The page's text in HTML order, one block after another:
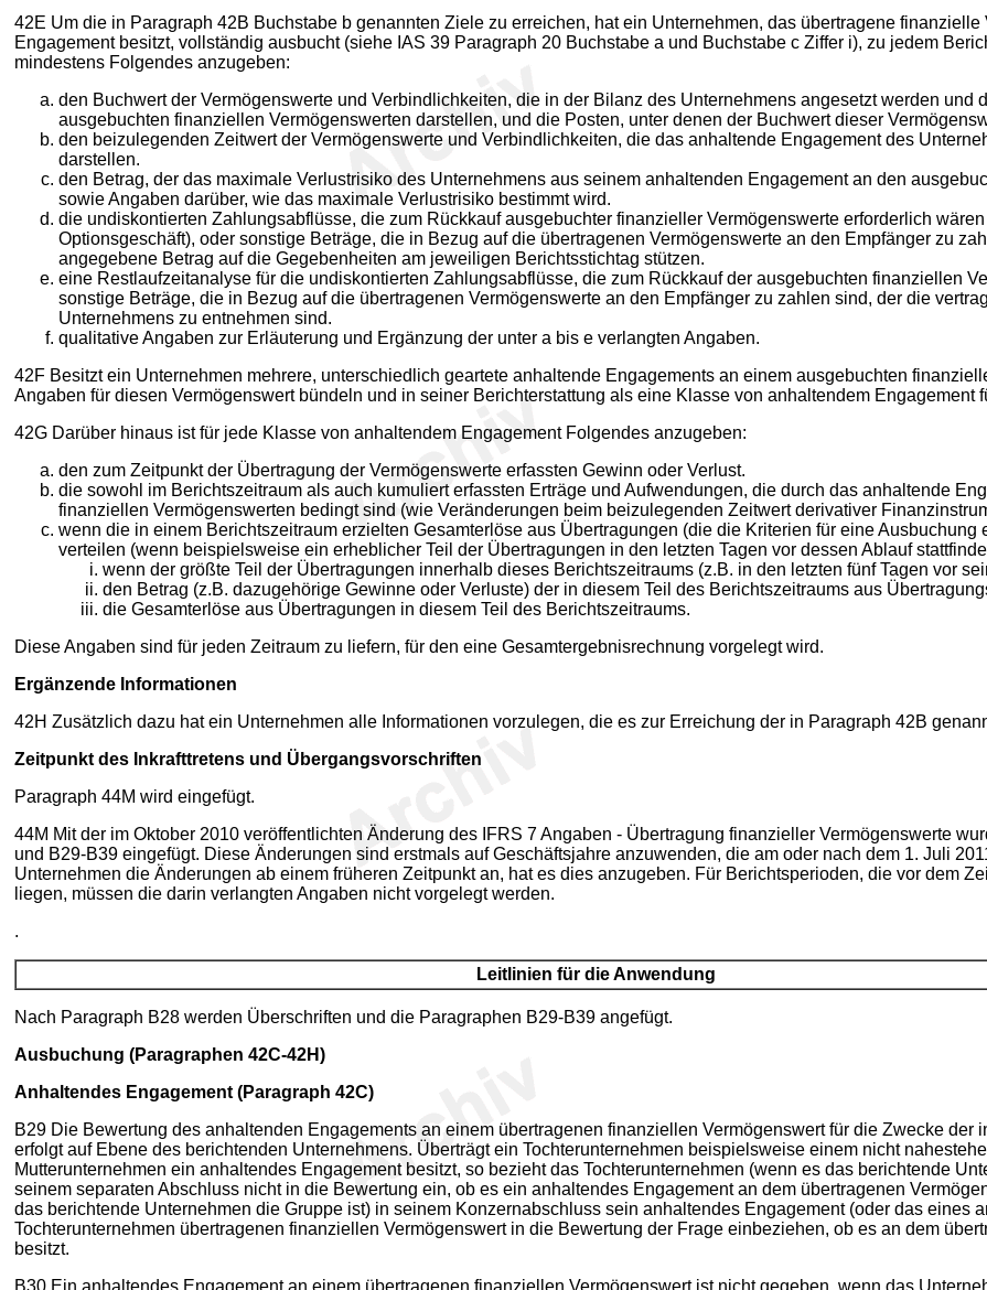
42E Um die in Paragraph 42B Buchstabe b genannten Ziele zu erreichen, hat ein Unternehmen, das übertragene
Engagement besitzt, vollständig ausbucht (siehe IAS 39 Paragraph 20 Buchstabe a und Buchstabe c Ziffer i), zu jedem
mindestens Folgendes anzugeben:
den Buchwert der Vermögenswerte und Verbindlichkeiten, die in der Bilanz des Unternehmens angesetzt werden und
ausgebuchten finanziellen Vermögenswerten darstellen, und die Posten, unter denen der Buchwert dieser
den beizulegenden Zeitwert der Vermögenswerte und Verbindlichkeiten, die das anhaltende Engagement des
darstellen.
den Betrag, der das maximale Verlustrisiko des Unternehmens aus seinem anhaltenden Engagement an den
sowie Angaben darüber, wie das maximale Verlustrisiko bestimmt wird.
die undiskontierten Zahlungsabflüsse, die zum Rückkauf ausgebuchter finanzieller Vermögenswerte erforderlich
Optionsgeschäft), oder sonstige Beträge, die in Bezug auf die übertragenen Vermögenswerte an den Empfänger zu
angegebene Betrag auf die Gegebenheiten am jeweiligen Berichtsstichtag stützen.
eine Restlaufzeitanalyse für die undiskontierten Zahlungsabflüsse, die zum Rückkauf der ausgebuchten finanziellen
sonstige Beträge, die in Bezug auf die übertragenen Vermögenswerte an den Empfänger zu zahlen sind, der die
Unternehmens zu entnehmen sind.
qualitative Angaben zur Erläuterung und Ergänzung der unter a bis e verlangten Angaben.
42F Besitzt ein Unternehmen mehrere, unterschiedlich geartete anhaltende Engagements an einem ausgebuchten
Angaben für diesen Vermögenswert bündeln und in seiner Berichterstattung als eine Klasse von anhaltendem Engagement
42G Darüber hinaus ist für jede Klasse von anhaltendem Engagement Folgendes anzugeben:
den zum Zeitpunkt der Übertragung der Vermögenswerte erfassten Gewinn oder Verlust.
die sowohl im Berichtszeitraum als auch kumuliert erfassten Erträge und Aufwendungen, die durch das anhaltende
finanziellen Vermögenswerten bedingt sind (wie Veränderungen beim beizulegenden Zeitwert derivativer
wenn die in einem Berichtszeitraum erzielten Gesamterlöse aus Übertragungen (die die Kriterien für eine
verteilen (wenn beispielsweise ein erheblicher Teil der Übertragungen in den letzten Tagen vor dessen Ablauf
wenn der größte Teil der Übertragungen innerhalb dieses Berichtszeitraums (z.B. in den letzten fünf Tagen vor
den Betrag (z.B. dazugehörige Gewinne oder Verluste) der in diesem Teil des Berichtszeitraums aus
die Gesamterlöse aus Übertragungen in diesem Teil des Berichtszeitraums.
Diese Angaben sind für jeden Zeitraum zu liefern, für den eine Gesamtergebnisrechnung vorgelegt wird.
Ergänzende Informationen
42H Zusätzlich dazu hat ein Unternehmen alle Informationen vorzulegen, die es zur Erreichung der in Paragraph 42B
Zeitpunkt des Inkrafttretens und Übergangsvorschriften
Paragraph 44M wird eingefügt.
44M Mit der im Oktober 2010 veröffentlichten Änderung des IFRS 7 Angaben - Übertragung finanzieller Vermögenswerte
und B29-B39 eingefügt. Diese Änderungen sind erstmals auf Geschäftsjahre anzuwenden, die am oder nach dem 1. Juli
Unternehmen die Änderungen ab einem früheren Zeitpunkt an, hat es dies anzugeben. Für Berichtsperioden, die vor dem
liegen, müssen die darin verlangten Angaben nicht vorgelegt werden.
.
Leitlinien für die Anwendung
Nach Paragraph B28 werden Überschriften und die Paragraphen B29-B39 angefügt.
Ausbuchung (Paragraphen 42C-42H)
Anhaltendes Engagement (Paragraph 42C)
B29 Die Bewertung des anhaltenden Engagements an einem übertragenen finanziellen Vermögenswert für die Zwecke
erfolgt auf Ebene des berichtenden Unternehmens. Überträgt ein Tochterunternehmen beispielsweise einem nicht
Mutterunternehmen ein anhaltendes Engagement besitzt, so bezieht das Tochterunternehmen (wenn es das berichtende
seinem separaten Abschluss nicht in die Bewertung ein, ob es ein anhaltendes Engagement an dem übertragenen
das berichtende Unternehmen die Gruppe ist) in seinem Konzernabschluss sein anhaltendes Engagement (oder das eines
Tochterunternehmen übertragenen finanziellen Vermögenswert in die Bewertung der Frage einbeziehen, ob es an dem
besitzt.
B30 Ein anhaltendes Engagement an einem übertragenen finanziellen Vermögenswert ist nicht gegeben, wenn das